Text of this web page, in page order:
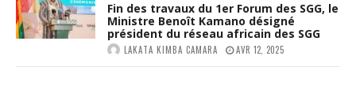
Fin des travaux du 1er Forum des SGG, le
Ministre Benoît Kamano désigné
président du réseau africain des SGG
LAKATA KIMBA CAMARA AVR 12, 2025